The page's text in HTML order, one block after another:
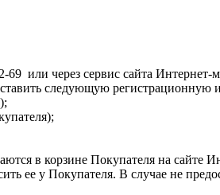
69 или через сервис сайта Интернет-
следующую
в корзине Покупателя на сайте
ее у Покупателя. В случае не